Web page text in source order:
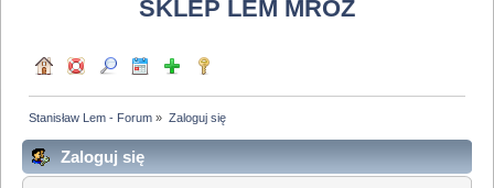
SKLEP LEM MRÓZ
Stanisław Lem - Forum » Zaloguj się
Zaloguj się